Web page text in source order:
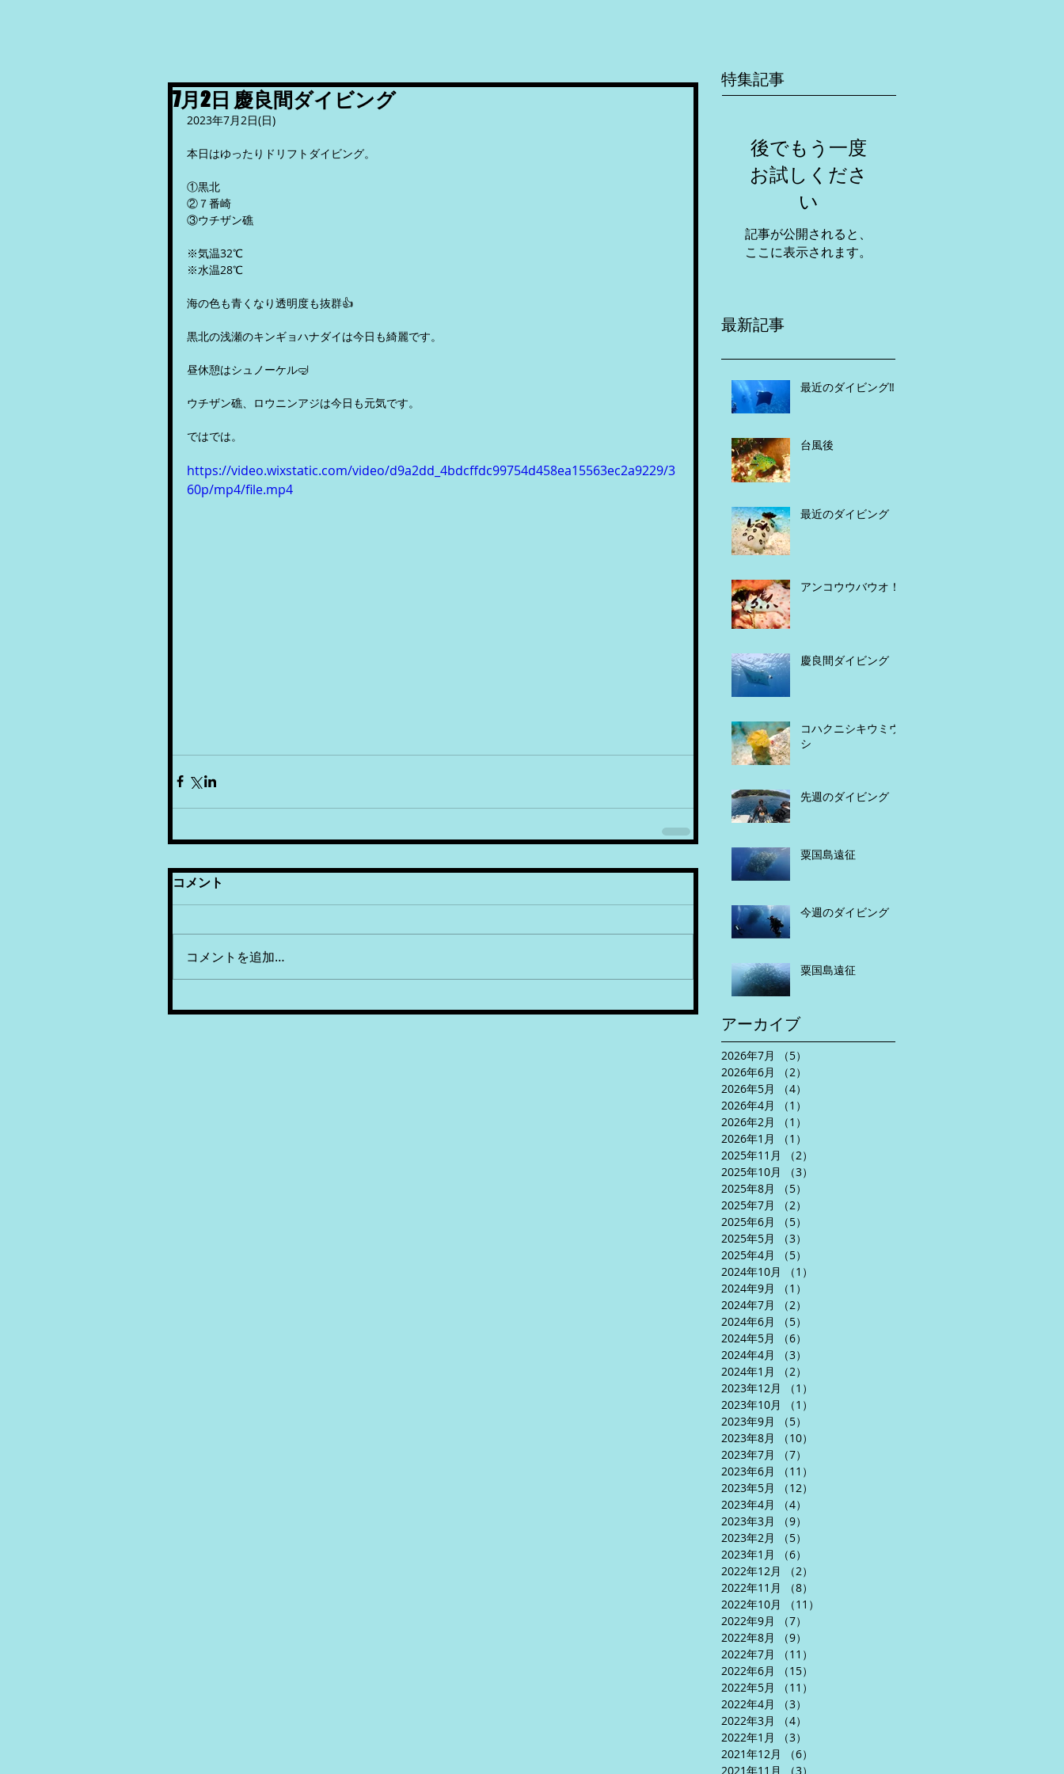
7月2日 慶良間ダイビング
2023年7月2日(日)
本日はゆったりドリフトダイビング。
①黒北
②７番崎
③ウチザン礁
※気温32℃
※水温28℃
海の色も青くなり透明度も抜群👍
黒北の浅瀬のキンギョハナダイは今日も綺麗です。
昼休憩はシュノーケル🤿
ウチザン礁、ロウニンアジは今日も元気です。
ではでは。
https://video.wixstatic.com/video/d9a2dd_4bdcffdc99754d458ea15563ec2a9229/3
60p/mp4/file.mp4
コメント
コメントを追加…
特集記事
後でもう一度
お試しくださ
い
記事が公開されると、
ここに表示されます。
最新記事
最近のダイビング‼️
台風後
最近のダイビング
アンコウウバウオ！
慶良間ダイビング
コハクニシキウミウ
シ
先週のダイビング
粟国島遠征
今週のダイビング
粟国島遠征
アーカイブ
2026年7月 （5）
2026年6月
（2）
2026年5月
（4）
2026年4月
（1）
2026年2月
（1）
2026年1月
（1）
2025年11月
（2）
2025年10月
（3）
2025年8月
（5）
2025年7月
（2）
2025年6月
（5）
2025年5月
（3）
2025年4月
（5）
2024年10月
（1）
2024年9月
（1）
2024年7月
（2）
2024年6月
（5）
2024年5月
（6）
2024年4月
（3）
2024年1月
（2）
2023年12月
（1）
2023年10月
（1）
2023年9月
（5）
2023年8月
（10）
2023年7月
（7）
2023年6月
（11）
2023年5月
（12）
2023年4月
（4）
2023年3月
（9）
2023年2月
（5）
2023年1月
（6）
2022年12月
（2）
2022年11月
（8）
2022年10月
（11）
2022年9月
（7）
2022年8月
（9）
2022年7月
（11）
2022年6月
（15）
2022年5月
（11）
2022年4月
（3）
2022年3月
（4）
2022年1月
（3）
2021年12月
（6）
2021年11月
（3）